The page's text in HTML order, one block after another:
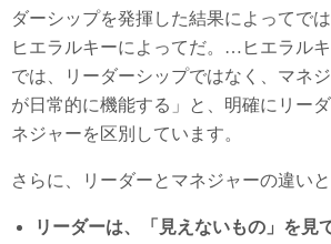
ダーシップを発揮した結果によってでは
ヒエラルキーによってだ。…ヒエラル
では、リーダーシップではなく、マネ
が日常的に機能する」と、明確にリー
ネジャーを区別しています。
さらに、リーダーとマネジャーの違いと
リーダーは、「見えないもの」を見